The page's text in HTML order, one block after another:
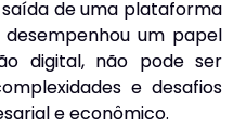
saída de uma plataforma
um papel
digital, não pode ser
e desafios
e econômico.